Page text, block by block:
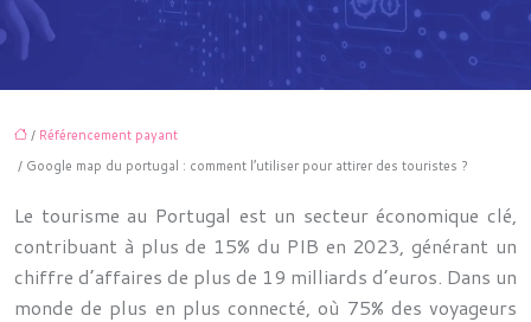
/ Référencement payant
/ Google map du portugal : comment l’utiliser pour attirer des touristes ?
Le tourisme au Portugal est un secteur économique clé,
contribuant à plus de 15% du PIB en 2023, générant un
chiffre d’affaires de plus de 19 milliards d’euros. Dans un
monde de plus en plus connecté, où 75% des voyageurs